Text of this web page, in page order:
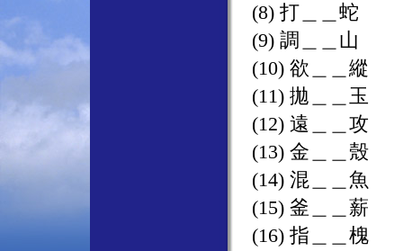
(8) 打＿＿蛇
(9) 調＿＿山
(10) 欲＿＿縱
(11) 拋＿＿玉
(12) 遠＿＿攻
(13) 金＿＿殼
(14) 混＿＿魚
(15) 釜＿＿薪
(16) 指＿＿槐